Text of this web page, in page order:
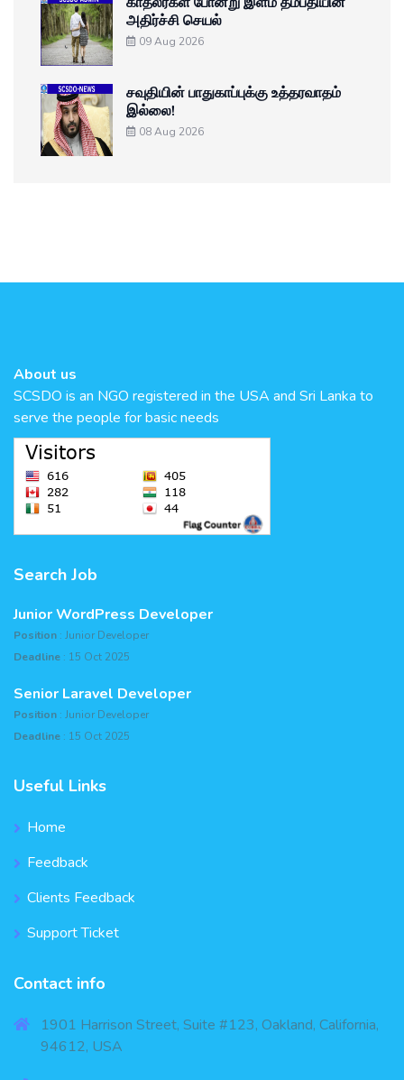
அதிர்ச்சி செயல்
09 Aug 2026
சவுதியின் பாதுகாப்புக்கு உத்தரவாதம்
இல்லை!
08 Aug 2026
About us
SCSDO is an NGO registered in the USA and Sri Lanka to
serve the people for basic needs
Search Job
Junior WordPress Developer
Position : Junior Developer
Deadline : 15 Oct 2025
Senior Laravel Developer
Position : Junior Developer
Deadline : 15 Oct 2025
Useful Links
Home
Feedback
Clients Feedback
Support Ticket
Contact info
1901 Harrison Street, Suite #123, Oakland, California,
94612, USA